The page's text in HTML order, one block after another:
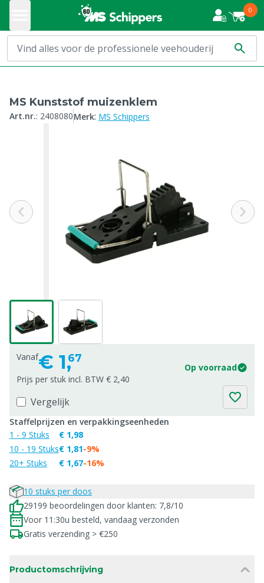
0
MS Kunststof muizenklem
Art.nr.: 2408080Merk: MS Schippers
Vanaf€ 1,67
Op voorraad
Prijs per stuk incl. BTW € 2,40
Vergelijk
Staffelprijzen en verpakkingseenheden
1 - 9 Stuks
10 - 19 Stuks
20+ Stuks
€ 1,98
€ 1,81
€ 1,67
-9%
-16%
10 stuks per doos
29199 beoordelingen door klanten: 7,8/10
Voor 11:30u besteld, vandaag verzonden
Gratis verzending > €250
Productomschrijving